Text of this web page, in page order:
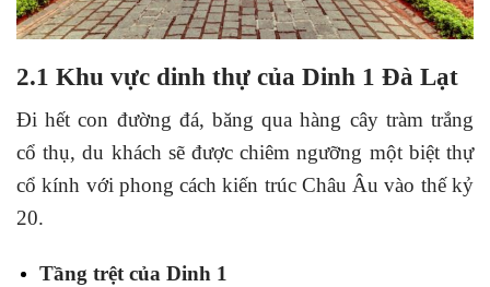
2.1 Khu vực dinh thự của Dinh 1 Đà Lạt
Đi hết con đường đá, băng qua hàng cây tràm trắng
cổ thụ, du khách sẽ được chiêm ngưỡng một biệt thự
cổ kính với phong cách kiến trúc Châu Âu vào thế kỷ
20.
Tầng trệt của Dinh 1